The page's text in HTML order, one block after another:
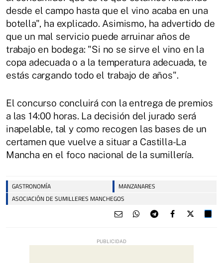
desde el campo hasta que el vino acaba en una
botella", ha explicado. Asimismo, ha advertido de
que un mal servicio puede arruinar años de
trabajo en bodega: "Si no se sirve el vino en la
copa adecuada o a la temperatura adecuada, te
estás cargando todo el trabajo de años".
El concurso concluirá con la entrega de premios
a las 14:00 horas. La decisión del jurado será
inapelable, tal y como recogen las bases de un
certamen que vuelve a situar a Castilla-La
Mancha en el foco nacional de la sumillería.
GASTRONOMÍA
MANZANARES
ASOCIACIÓN DE SUMILLERES MANCHEGOS